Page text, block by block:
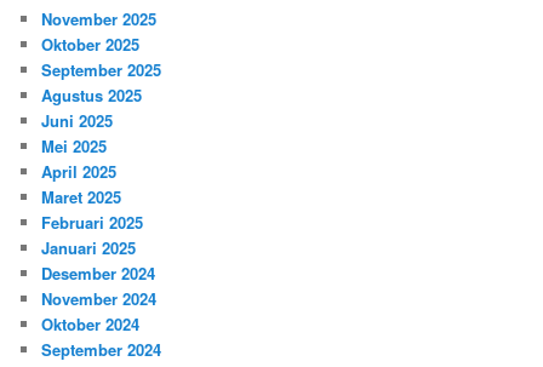
November 2025
Oktober 2025
September 2025
Agustus 2025
Juni 2025
Mei 2025
April 2025
Maret 2025
Februari 2025
Januari 2025
Desember 2024
November 2024
Oktober 2024
September 2024